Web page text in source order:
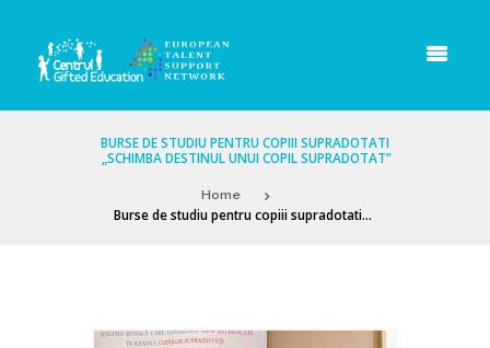
BURSE DE STUDIU PENTRU COPIII SUPRADOTATI
„SCHIMBA DESTINUL UNUI COPIL SUPRADOTAT”
Home
Burse de studiu pentru copiii supradotati...